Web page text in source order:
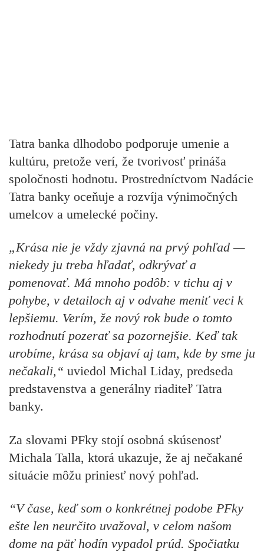
Tatra banka dlhodobo podporuje umenie a
kultúru, pretože verí, že tvorivosť prináša
spoločnosti hodnotu. Prostredníctvom Nadácie
Tatra banky oceňuje a rozvíja výnimočných
umelcov a umelecké počiny.
„Krása nie je vždy zjavná na prvý pohľad —
niekedy ju treba hľadať, odkrývať a
pomenovať. Má mnoho podôb: v tichu aj v
pohybe, v detailoch aj v odvahe meniť veci k
lepšiemu. Verím, že nový rok bude o tomto
rozhodnutí pozerať sa pozornejšie. Keď tak
urobíme, krása sa objaví aj tam, kde by sme ju
nečakali,“ uviedol Michal Liday, predseda
predstavenstva a generálny riaditeľ Tatra
banky.
Za slovami PFky stojí osobná skúsenosť
Michala Talla, ktorá ukazuje, že aj nečakané
situácie môžu priniesť nový pohľad.
“V čase, keď som o konkrétnej podobe PFky
ešte len neurčito uvažoval, v celom našom
dome na päť hodín vypadol prúd. Spočiatku